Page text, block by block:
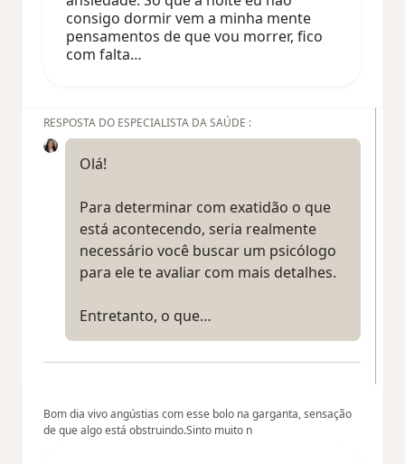
consigo dormir vem a minha mente
pensamentos de que vou morrer, fico
com falta…
RESPOSTA DO ESPECIALISTA DA SAÚDE :
Olá!
Para determinar com exatidão o que
está acontecendo, seria realmente
necessário você buscar um psicólogo
para ele te avaliar com mais detalhes.
Entretanto, o que…
Bom dia vivo angústias com esse bolo na garganta, sensação
de que algo está obstruindo.Sinto muito n